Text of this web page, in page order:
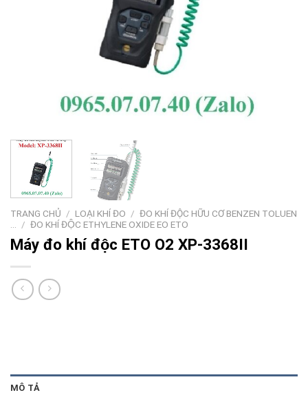
TRANG CHỦ / LOẠI KHÍ ĐO / ĐO KHÍ ĐỘC HỮU CƠ BENZEN TOLUEN
/ ĐO KHÍ ĐỘC ETHYLENE OXIDE EO ETO
Máy đo khí độc ETO O2 XP-3368II
MÔ TẢ